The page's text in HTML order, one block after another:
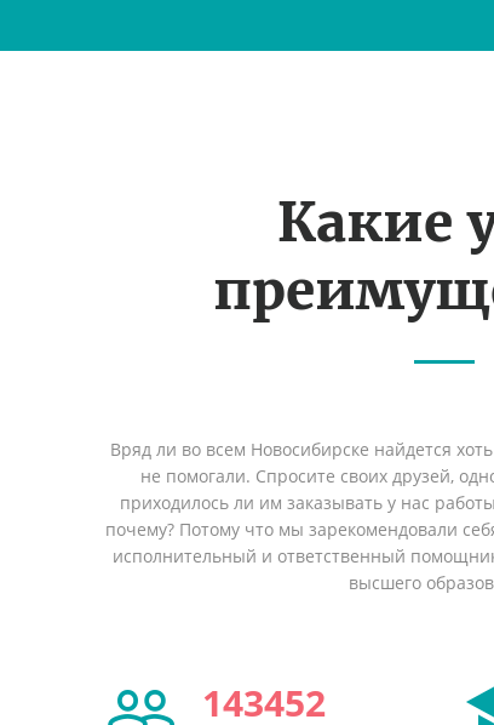
Какие
Вряд ли во всем Новосибирске найдется
не помогали. Спросите своих друзей,
приходилось ли им заказывать у нас
почему? Потому что мы зарекомендовали
исполнительный и ответственный
высшего
143452